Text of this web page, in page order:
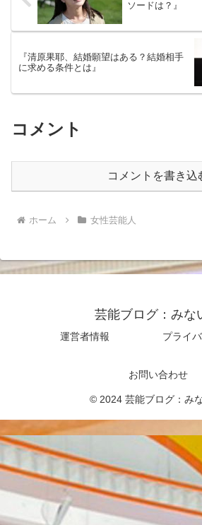
ソードは？』
『清原果耶、結婚願望はある？結婚相手
に求める条件とは』
コメント
コメントを書き込
ホーム 女性芸能人
芸能ブログ：みな
運営者情報
プライ
お問い合わせ
© 2024 芸能ブログ：み